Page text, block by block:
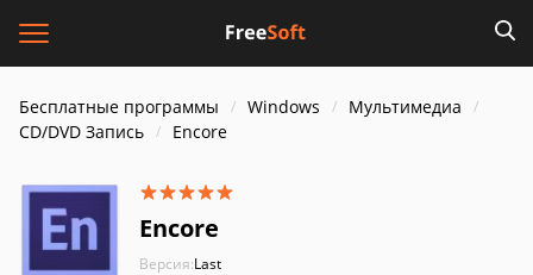
Бесплатные программы Windows
Мультимедиа
CD/DVD Запись
Encore
Encore
Версия:Last